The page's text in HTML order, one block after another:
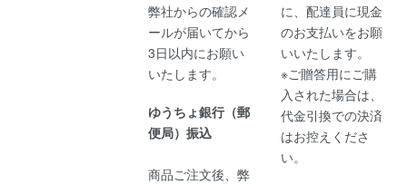
弊社からの確認メ
ールが届いてから
3日以内にお願い
いたします。
ゆうちょ銀行（郵
便局）振込
商品ご注文後、弊
に、配達員に現金
のお支払いをお願
いいたします。
※ご贈答用にご購
入された場合は、
代金引換での決済
はお控えくださ
い。